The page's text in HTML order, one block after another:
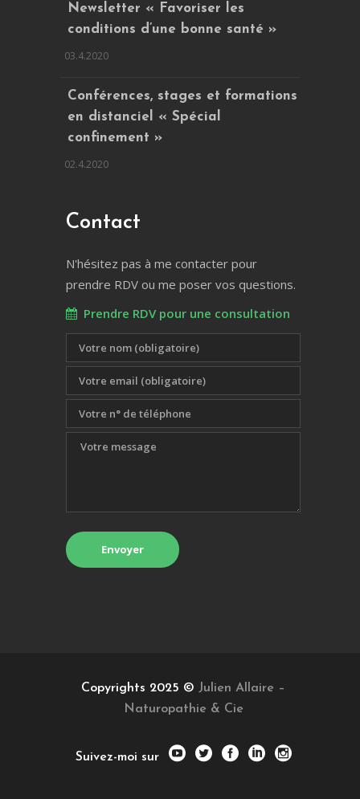
Newsletter « Favoriser les
conditions d’une bonne santé »
03.4.2020
Conférences, stages et formations
en distanciel « Spécial
confinement »
02.4.2020
Contact
N'hésitez pas à me contacter pour
prendre RDV ou me poser vos questions.
Prendre RDV pour une consultation
Copyrights 2025 © Julien Allaire –
Naturopathie & Cie
Suivez-moi sur